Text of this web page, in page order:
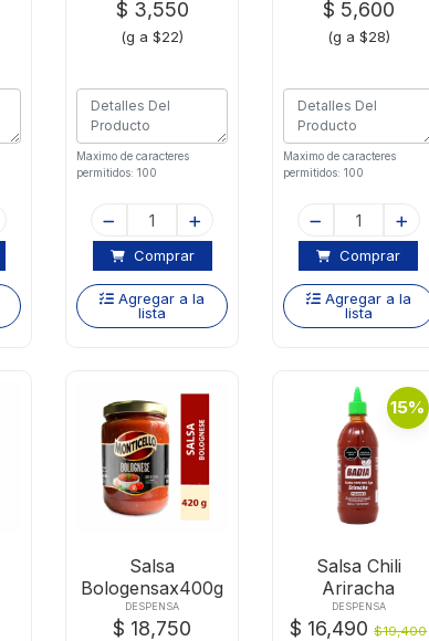
$ 3,550
(g a $22)
Maximo de caracteres
permitidos: 100
Comprar
Agregar a la
lista
$ 5,600
(g a $28)
Maximo de caracteres
permitidos: 100
Comprar
Agregar a la
lista
Salsa
Bologensax400g
Monticello
DESPENSA
$ 18,750
15%
Salsa Chili
Ariracha
Badiax500ml
DESPENSA
$ 16,490$19,400